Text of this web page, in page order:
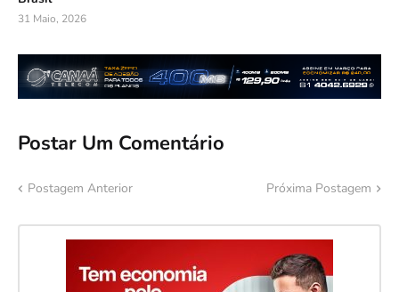
31 Maio, 2026
Postar Um Comentário
Postagem Anterior Próxima Postagem